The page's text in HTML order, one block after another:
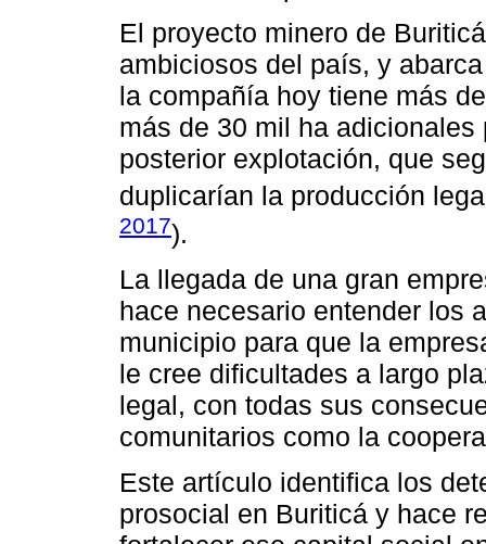
El proyecto minero de
ambiciosos del país, y
la compañía hoy tiene más
más de 30 mil ha
posterior explotación, que
duplicarían la producción
2017).
La llegada de una gran
hace necesario entender los
municipio para que la
le cree dificultades a largo
legal, con todas sus
comunitarios como la
Este artículo identifica los
prosocial en Buriticá y hace